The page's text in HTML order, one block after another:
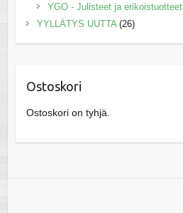
YGO - Julisteet ja erikoistuotteet
YYLLÄTYS UUTTA (26)
Ostoskori
Ostoskori on tyhjä.